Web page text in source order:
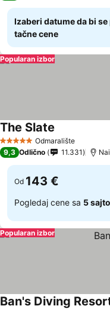
Izaberi datume da bi
tačne cene
Popularan izbor
5 ZvezdiceOdmaralište
The Slate
9,3 Odlično 11.331
Od 143 €
Pogledaj cene sa 5
Popularan izbor
Ban's Diving